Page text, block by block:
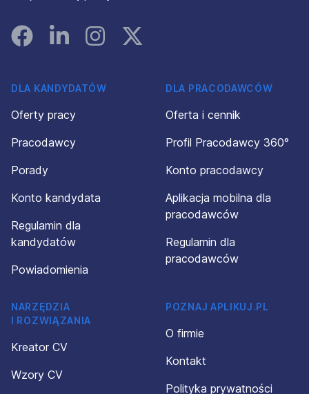
FacebookLinked InInstagramInstagram
DLA KANDYDATÓW
Oferty pracy
Pracodawcy
Porady
Konto kandydata
Regulamin dla
kandydatów
Powiadomienia
DLA PRACODAWCÓW
Oferta i cennik
Profil Pracodawcy 360°
Konto pracodawcy
Aplikacja mobilna dla
pracodawców
Regulamin dla
pracodawców
NARZĘDZIA
I ROZWIĄZANIA
Kreator CV
Wzory CV
POZNAJ APLIKUJ.PL
O firmie
Kontakt
Polityka prywatności